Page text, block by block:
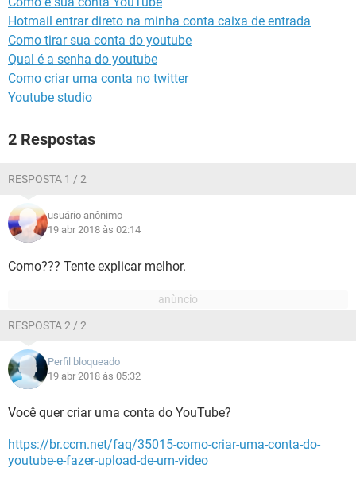
GUIA DE COMPRAS
Hotmail entrar direto na minha conta caixa de entrada
Como tirar sua conta do youtube
Qual é a senha do youtube
Como criar uma conta no twitter
Youtube studio
2 Respostas
RESPOSTA 1 / 2
usuário anônimo
19 abr 2018 às 02:14
Como??? Tente explicar melhor.
RESPOSTA 2 / 2
Perfil bloqueado
19 abr 2018 às 05:32
Você quer criar uma conta do YouTube?
https://br.ccm.net/faq/35015-como-criar-uma-conta-do-
youtube-e-fazer-upload-de-um-video